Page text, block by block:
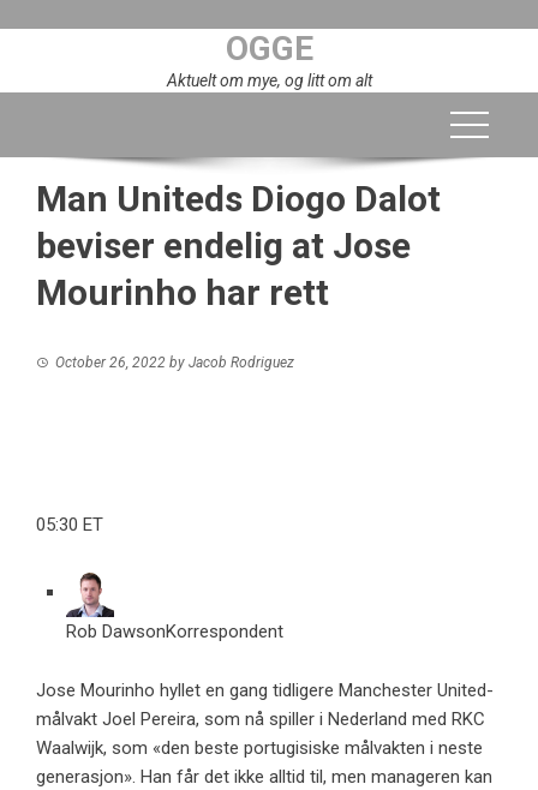
OGGE
Aktuelt om mye, og litt om alt
Man Uniteds Diogo Dalot
beviser endelig at Jose
Mourinho har rett
October 26, 2022 by Jacob Rodriguez
05:30 ET
Rob DawsonKorrespondent
Jose Mourinho hyllet en gang tidligere Manchester United-
målvakt Joel Pereira, som nå spiller i Nederland med RKC
Waalwijk, som «den beste portugisiske målvakten i neste
generasjon». Han får det ikke alltid til, men manageren kan